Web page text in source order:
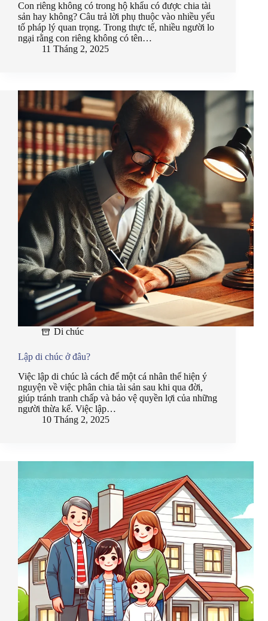
Con riêng không có trong hộ khẩu có được chia tài
sản hay không? Câu trả lời phụ thuộc vào nhiều yếu
tố pháp lý quan trọng. Trong thực tế, nhiều người lo
ngại rằng con riêng không có tên…
11 Tháng 2, 2025
Di chúc
Lập di chúc ở đâu?
Việc lập di chúc là cách để một cá nhân thể hiện ý
nguyện về việc phân chia tài sản sau khi qua đời,
giúp tránh tranh chấp và bảo vệ quyền lợi của những
người thừa kế. Việc lập…
10 Tháng 2, 2025